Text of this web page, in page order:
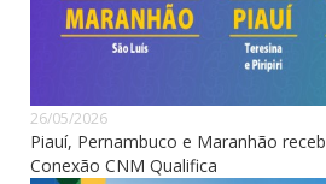
26/05/2026
Piauí, Pernambuco e Maranhão
Conexão CNM Qualifica